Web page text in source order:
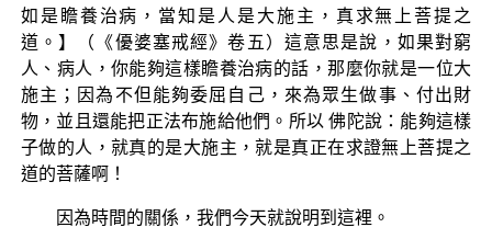
如是瞻養治病，當知是人是大施主，真求無上菩提之
道。】（《優婆塞戒經》卷五）這意思是說，如果對窮
人、病人，你能夠這樣瞻養治病的話，那麼你就是一位大
施主；因為不但能夠委屈自己，來為眾生做事、付出財
物，並且還能把正法布施給他們。所以 佛陀說：能夠這樣
子做的人，就真的是大施主，就是真正在求證無上菩提之
道的菩薩啊！
因為時間的關係，我們今天就說明到這裡。